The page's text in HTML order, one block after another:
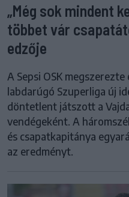
„Még sok mindent
többet vár
edzője
A Sepsi OSK
labdarúgó Szuperliga új
döntetlent játszott a
vendégeként. A
és csapatkapitánya
az eredményt.